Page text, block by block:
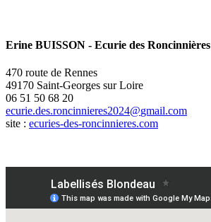
Erine BUISSON - Ecurie des Roncinnières
470 route de Rennes
49170 Saint-Georges sur Loire
06 51 50 68 20
site : ecuries-des-roncinnieres.com